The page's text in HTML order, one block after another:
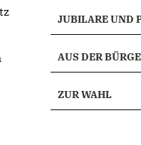
JUBILARE UND
AUS DER
ZUR WAHL